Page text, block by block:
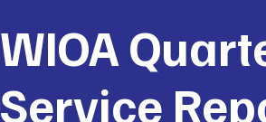
WIOA
Service